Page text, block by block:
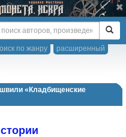
расширенный
по жанру
«Кладбищенские